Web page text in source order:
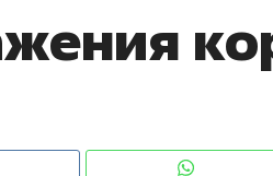
чем интересен Оман?